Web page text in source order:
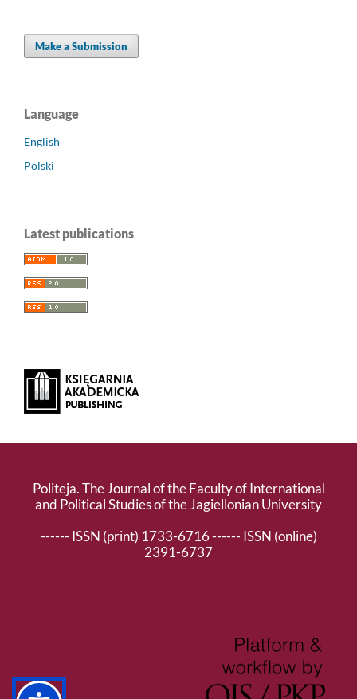
Make a Submission
Language
English
Polski
Latest publications
Politeja. The Journal of the Faculty of International
and Political Studies of the Jagiellonian University
------ ISSN (print) 1733-6716 ------ ISSN (online)
2391-6737